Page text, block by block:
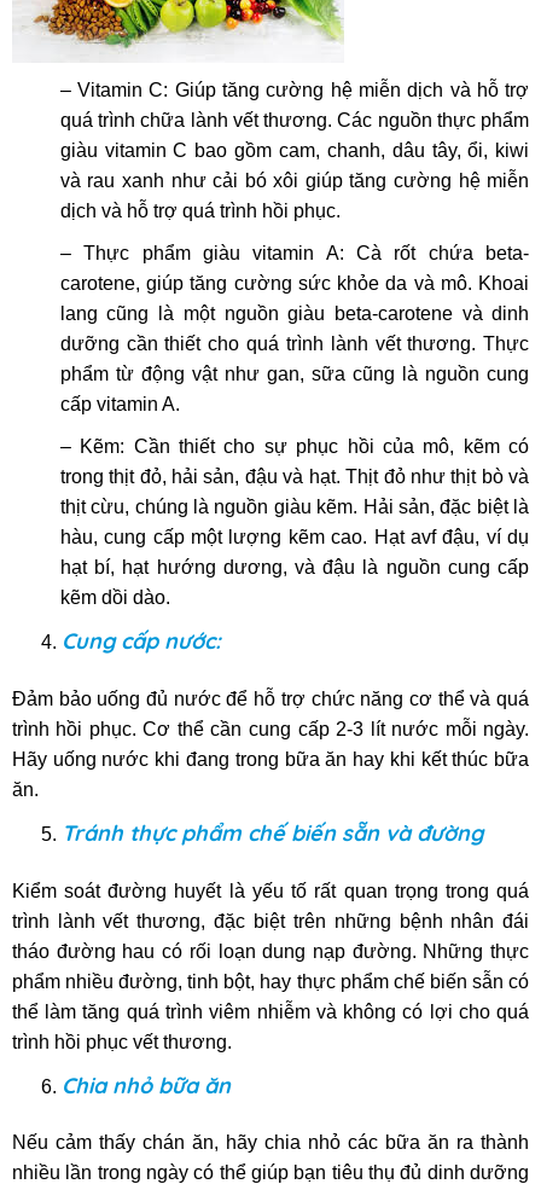
– Vitamin C: Giúp tăng cường hệ miễn dịch và hỗ trợ
quá trình chữa lành vết thương. Các nguồn thực phẩm
giàu vitamin C bao gồm cam, chanh, dâu tây, ổi, kiwi
và rau xanh như cải bó xôi giúp tăng cường hệ miễn
dịch và hỗ trợ quá trình hồi phục.
– Thực phẩm giàu vitamin A: Cà rốt chứa beta-
carotene, giúp tăng cường sức khỏe da và mô. Khoai
lang cũng là một nguồn giàu beta-carotene và dinh
dưỡng cần thiết cho quá trình lành vết thương. Thực
phẩm từ động vật như gan, sữa cũng là nguồn cung
cấp vitamin A.
– Kẽm: Cần thiết cho sự phục hồi của mô, kẽm có
trong thịt đỏ, hải sản, đậu và hạt. Thịt đỏ như thịt bò và
thịt cừu, chúng là nguồn giàu kẽm. Hải sản, đặc biệt là
hàu, cung cấp một lượng kẽm cao. Hạt avf đậu, ví dụ
hạt bí, hạt hướng dương, và đậu là nguồn cung cấp
kẽm dồi dào.
Cung cấp nước:
Đảm bảo uống đủ nước để hỗ trợ chức năng cơ thể và quá
trình hồi phục. Cơ thể cần cung cấp 2-3 lít nước mỗi ngày.
Hãy uống nước khi đang trong bữa ăn hay khi kết thúc bữa
ăn.
Tránh thực phẩm chế biến sẵn và đường
Kiểm soát đường huyết là yếu tố rất quan trọng trong quá
trình lành vết thương, đặc biệt trên những bệnh nhân đái
tháo đường hau có rối loạn dung nạp đường. Những thực
phẩm nhiều đường, tinh bột, hay thực phẩm chế biến sẫn có
thể làm tăng quá trình viêm nhiễm và không có lợi cho quá
trình hồi phục vết thương.
Chia nhỏ bữa ăn
Nếu cảm thấy chán ăn, hãy chia nhỏ các bữa ăn ra thành
nhiều lần trong ngày có thể giúp bạn tiêu thụ đủ dinh dưỡng